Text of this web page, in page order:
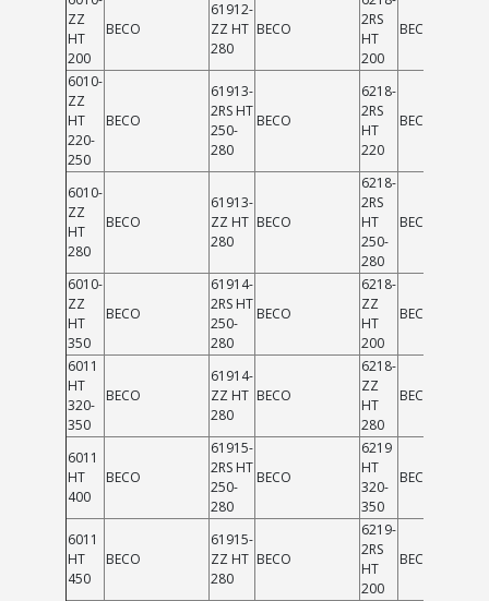
ZZ
HT
200
BECO
61912-
ZZ HT
280
BECO
2RS
HT
200
BECO
6010-
ZZ
HT
220-
250
BECO
61913-
2RS HT
250-
280
BECO
6218-
2RS
HT
220
BECO
6010-
ZZ
HT
280
BECO
61913-
ZZ HT
280
BECO
6218-
2RS
HT
250-
280
BECO
6010-
ZZ
HT
350
BECO
61914-
2RS HT
250-
280
BECO
6218-
ZZ
HT
200
BECO
6011
HT
320-
350
BECO
61914-
ZZ HT
280
BECO
6218-
ZZ
HT
280
BECO
6011
HT
400
BECO
61915-
2RS HT
250-
280
BECO
6219
HT
320-
350
BECO
6011
HT
450
BECO
61915-
ZZ HT
280
BECO
6219-
2RS
HT
200
BECO